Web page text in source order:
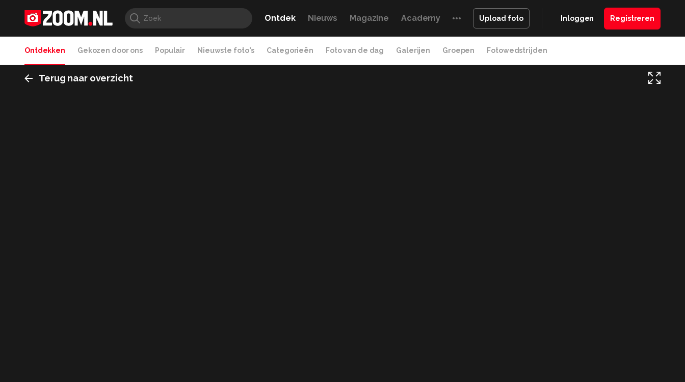
Ontdek Nieuws Magazine Academy Upload foto Inloggen Registreren
Ontdekken Gekozen door ons Populair Nieuwste foto's Categorieën Foto van de dag Galerijen Groepen Fotowedstrijden
Terug naar overzicht